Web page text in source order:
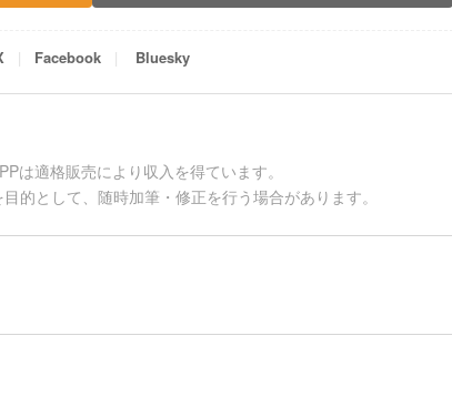
Facebook Bluesky
は適格販売により収入を得ています。
的として、随時加筆・修正を行う場合があります。